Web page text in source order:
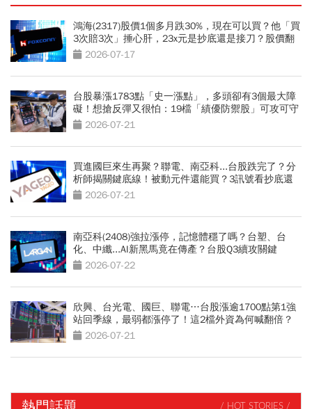
鴻海(2317)股價1個多月跌30%，現在可以買？他「買
3次賠3次」捶心肝，23x元是抄底還是接刀？股價翻
身2關鍵
2026-07-17
台股暴漲1783點「史一漲點」，多頭卻有3個最大障
礙！想搶反彈又很怕：19檔「績優防禦股」可攻可守
2026-07-21
買進國巨來生再聚？聯電、南亞科...台股跌完了？分
析師揭關鍵底線！被動元件還能買？3訊號看抄底還
是接刀
2026-07-21
南亞科(2408)強拉漲停，記憶體穩了嗎？台塑、台
化、中纖...AI新黑馬竟在傳產？台股Q3續攻關鍵
2026-07-22
欣興、台光電、國巨、聯電…台股漲逾1700點第1強
站回季線，最弱都漲停了！這2檔外資為何喊翻倍？
2026-07-21
/ HOT STORIES /